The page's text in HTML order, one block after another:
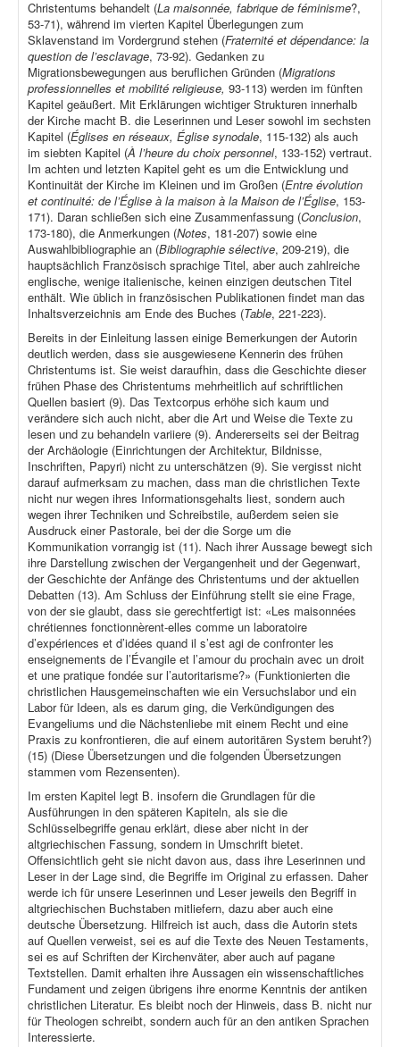
Christentums behandelt (La maisonnée, fabrique de féminisme?,
53-71), während im vierten Kapitel Überlegungen zum
Sklavenstand im Vordergrund stehen (Fraternité et dépendance: la
question de l’esclavage, 73-92). Gedanken zu
Migrationsbewegungen aus beruflichen Gründen (Migrations
professionnelles et mobilité religieuse, 93-113) werden im fünften
Kapitel geäußert. Mit Erklärungen wichtiger Strukturen innerhalb
der Kirche macht B. die Leserinnen und Leser sowohl im sechsten
Kapitel (Églises en réseaux, Église synodale, 115-132) als auch
im siebten Kapitel (À l’heure du choix personnel, 133-152) vertraut.
Im achten und letzten Kapitel geht es um die Entwicklung und
Kontinuität der Kirche im Kleinen und im Großen (Entre évolution
et continuité: de l’Église à la maison à la Maison de l’Église, 153-
171). Daran schließen sich eine Zusammenfassung (Conclusion,
173-180), die Anmerkungen (Notes, 181-207) sowie eine
Auswahlbibliographie an (Bibliographie sélective, 209-219), die
hauptsächlich Französisch sprachige Titel, aber auch zahlreiche
englische, wenige italienische, keinen einzigen deutschen Titel
enthält. Wie üblich in französischen Publikationen findet man das
Inhaltsverzeichnis am Ende des Buches (Table, 221-223).
Bereits in der Einleitung lassen einige Bemerkungen der Autorin
deutlich werden, dass sie ausgewiesene Kennerin des frühen
Christentums ist. Sie weist daraufhin, dass die Geschichte dieser
frühen Phase des Christentums mehrheitlich auf schriftlichen
Quellen basiert (9). Das Textcorpus erhöhe sich kaum und
verändere sich auch nicht, aber die Art und Weise die Texte zu
lesen und zu behandeln variiere (9). Andererseits sei der Beitrag
der Archäologie (Einrichtungen der Architektur, Bildnisse,
Inschriften, Papyri) nicht zu unterschätzen (9). Sie vergisst nicht
darauf aufmerksam zu machen, dass man die christlichen Texte
nicht nur wegen ihres Informationsgehalts liest, sondern auch
wegen ihrer Techniken und Schreibstile, außerdem seien sie
Ausdruck einer Pastorale, bei der die Sorge um die
Kommunikation vorrangig ist (11). Nach ihrer Aussage bewegt sich
ihre Darstellung zwischen der Vergangenheit und der Gegenwart,
der Geschichte der Anfänge des Christentums und der aktuellen
Debatten (13). Am Schluss der Einführung stellt sie eine Frage,
von der sie glaubt, dass sie gerechtfertigt ist: «Les maisonnées
chrétiennes fonctionnèrent-elles comme un laboratoire
d’expériences et d’idées quand il s’est agi de confronter les
enseignements de l’Évangile et l’amour du prochain avec un droit
et une pratique fondée sur l’autoritarisme?» (Funktionierten die
christlichen Hausgemeinschaften wie ein Versuchslabor und ein
Labor für Ideen, als es darum ging, die Verkündigungen des
Evangeliums und die Nächstenliebe mit einem Recht und eine
Praxis zu konfrontieren, die auf einem autoritären System beruht?)
(15) (Diese Übersetzungen und die folgenden Übersetzungen
stammen vom Rezensenten).
Im ersten Kapitel legt B. insofern die Grundlagen für die
Ausführungen in den späteren Kapiteln, als sie die
Schlüsselbegriffe genau erklärt, diese aber nicht in der
altgriechischen Fassung, sondern in Umschrift bietet.
Offensichtlich geht sie nicht davon aus, dass ihre Leserinnen und
Leser in der Lage sind, die Begriffe im Original zu erfassen. Daher
werde ich für unsere Leserinnen und Leser jeweils den Begriff in
altgriechischen Buchstaben mitliefern, dazu aber auch eine
deutsche Übersetzung. Hilfreich ist auch, dass die Autorin stets
auf Quellen verweist, sei es auf die Texte des Neuen Testaments,
sei es auf Schriften der Kirchenväter, aber auch auf pagane
Textstellen. Damit erhalten ihre Aussagen ein wissenschaftliches
Fundament und zeigen übrigens ihre enorme Kenntnis der antiken
christlichen Literatur. Es bleibt noch der Hinweis, dass B. nicht nur
für Theologen schreibt, sondern auch für an den antiken Sprachen
Interessierte.